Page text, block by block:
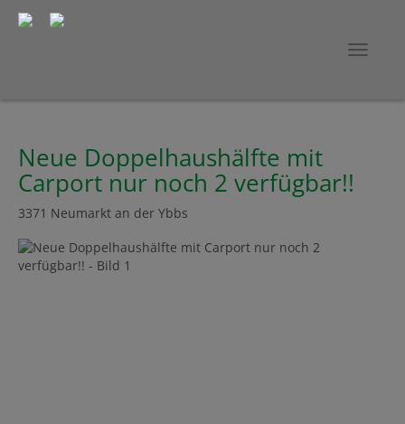
Neue Doppelhaushälfte mit
Carport nur noch 2 verfügbar!!
3371 Neumarkt an der Ybbs